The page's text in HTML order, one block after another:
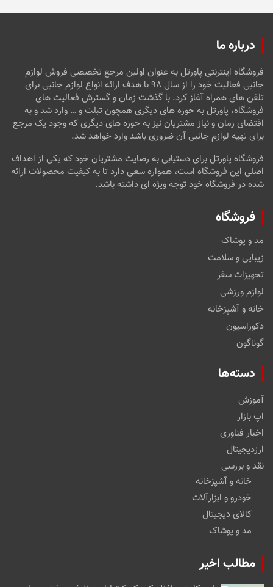
درباره ما
فروشگاه اینترنتی پاورتل به عنوان اولین مرجع تخصصی فروش لوازم
جانبی فعالیت خود را از سال ۹۸ با هدف ارائه انواع لوازم جانبی برای
تلفن های همراه آغاز کرد. با گذشت زمان و گسترش فعالیت های
فروشگاه، پاورتل به حوزه های دیگری همچون تبلت و … وارد شد و به
اقتضای زمان و نیاز مشتریان نیز به حوزه های دیگری که وجود یک مرجع
برای تهیه لوازم جانبی آن ضروری باشد وارد خواهد شد.
فروشگاه پاورتل برای دستیابی به رضایت مشتریان خود که یکی از اهداف
اصلی این فروشگاه است، همواره سعی دارد تا به کیفیت محصولات ارائه
شده در فروشگاه خود توجه ویژه ای داشته باشد.
فروشگاه
مد و پوشاک
زیبایی و سلامت
تجهیزات سفر
لوازم ورزشی
خانه و آشپزخانه
دکوراسیون
گوناگون
دسته‌ها
آموزش
اپ بازار
اخبار فناوری
ارزدیجیتال
نقد و بررسی
خانه و آشپزخانه
خودرو و ابزارآلات
کالای دیجیتال
مد و پوشاک
مطالب اخیر